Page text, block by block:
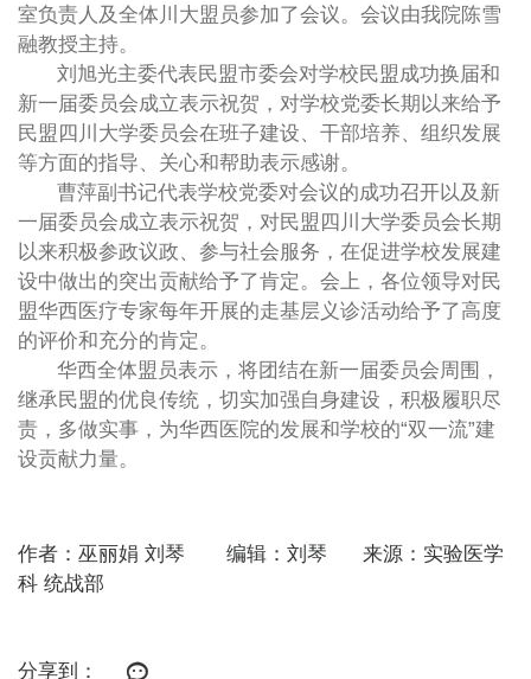
室负责人及全体川大盟员参加了会议。会议由我院陈雪
融教授主持。
刘旭光主委代表民盟市委会对学校民盟成功换届和
新一届委员会成立表示祝贺，对学校党委长期以来给予
民盟四川大学委员会在班子建设、干部培养、组织发展
等方面的指导、关心和帮助表示感谢。
曹萍副书记代表学校党委对会议的成功召开以及新
一届委员会成立表示祝贺，对民盟四川大学委员会长期
以来积极参政议政、参与社会服务，在促进学校发展建
设中做出的突出贡献给予了肯定。会上，各位领导对民
盟华西医疗专家每年开展的走基层义诊活动给予了高度
的评价和充分的肯定。
华西全体盟员表示，将团结在新一届委员会周围，
继承民盟的优良传统，切实加强自身建设，积极履职尽
责，多做实事，为华西医院的发展和学校的“双一流”建
设贡献力量。
作者：巫丽娟 刘琴 编辑：刘琴 来源：实验医学
科 统战部
分享到：